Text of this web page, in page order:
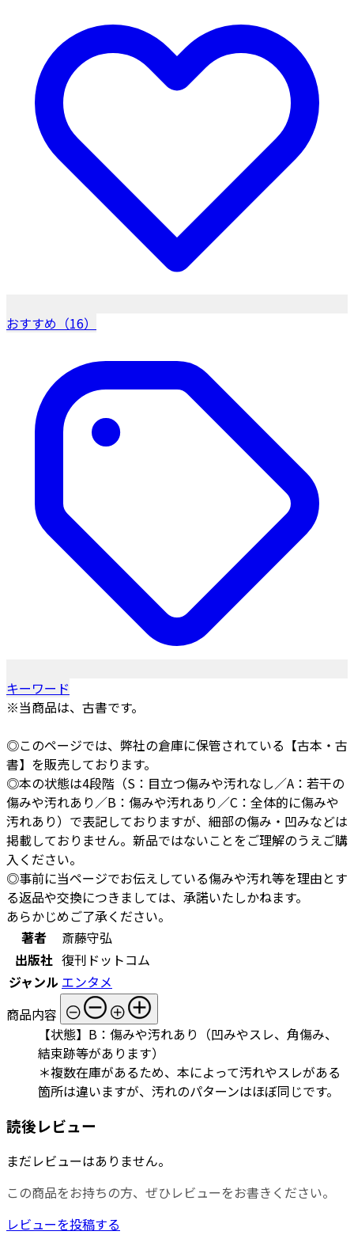
おすすめ（16）
キーワード
※当商品は、古書です。
◎このページでは、弊社の倉庫に保管されている【古本・古
書】を販売しております。
◎本の状態は4段階（S：目立つ傷みや汚れなし／A：若干の
傷みや汚れあり／B：傷みや汚れあり／C：全体的に傷みや
汚れあり）で表記しておりますが、細部の傷み・凹みなどは
掲載しておりません。新品ではないことをご理解のうえご購
入ください。
◎事前に当ページでお伝えしている傷みや汚れ等を理由とす
る返品や交換につきましては、承諾いたしかねます。
あらかじめご了承ください。
著者
斎藤守弘
出版社 復刊ドットコム
ジャンル エンタメ
商品内容
【状態】B：傷みや汚れあり（凹みやスレ、角傷み、
結束跡等があります）
＊複数在庫があるため、本によって汚れやスレがある
箇所は違いますが、汚れのパターンはほぼ同じです。
読後レビュー
まだレビューはありません。
この商品をお持ちの方、ぜひレビューをお書きください。
レビューを投稿する